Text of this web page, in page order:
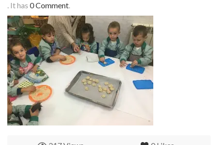
. It has 0 Comment.